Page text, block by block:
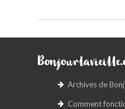
Archives de
Comment